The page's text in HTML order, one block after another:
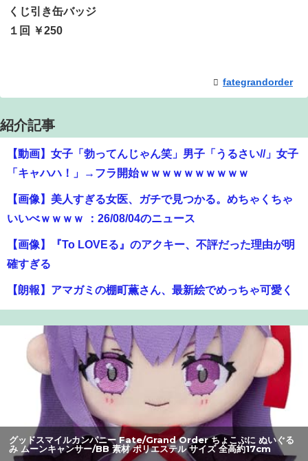
くじ引き缶バッジ
１回 ￥250
fategrandorder
紹介記事
【動画】女子「勃ってんじゃん笑」男子「うるさい//」女子
「キャハハ！」→フラ開始ｗｗｗｗｗｗｗｗｗｗ
【画像】美人すぎる女医、ガチで見つかる。めちゃくちゃ
いいべｗｗｗｗ ：26/08/04のニュース
【画像】『To LOVEる』のアクキー、不評だった理由が明
確すぎる
【朗報】アマガミの棚町薫さん、最新絵でめっちゃ可愛く
なる：26/08/03のニュース
【動画】クレヨンしんちゃんの例の動画、バズリすぎてネ
ットミームと化すｗｗｗｗ
【悲報】Z世代の身長低下の理由、ついに判明かｗｗｗｗ：
26/08/02のニュース
【速報】ジャンポケ斎藤、求刑7年で逝く。実刑確実か
【画像】瀬戸環奈（セトカン）さん、ティファのコスプレ
いぐる
グッドスマイルカンパニー Fate/Grand Order ちょこぷに
み アルターエゴ/パッションリップ 素材 ポリエステル サイ
17cm